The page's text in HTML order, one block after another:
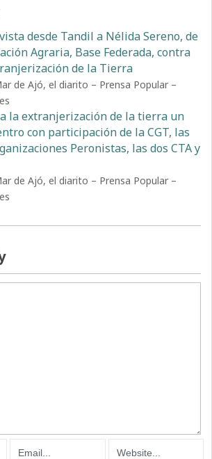
desde Tandil a Nélida Sereno, de
Agraria, Base Federada, contra
de la Tierra
de Ajó, el diarito – Prensa Popular –
la extranjerización de la tierra un
con participación de la CGT, las
Peronistas, las dos CTA y
de Ajó, el diarito – Prensa Popular –